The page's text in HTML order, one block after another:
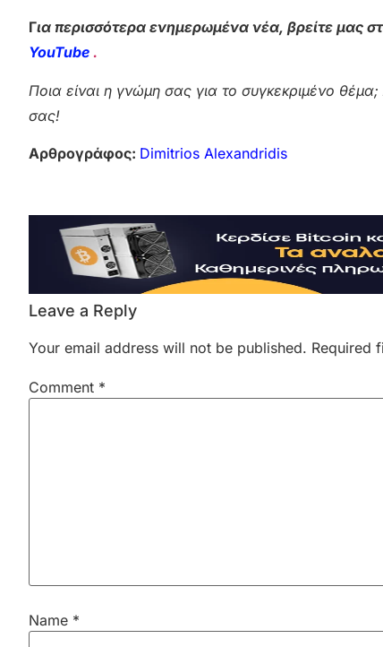
Για περισσότερα ενημερωμένα νέα, βρείτε μας
YouTube .
Ποια είναι η γνώμη σας για το συγκεκριμένο θέμα;
σας!
Αρθρογράφος: Dimitrios Alexandridis
Leave a Reply
Your email address will not be published. Required
Comment *
Name *